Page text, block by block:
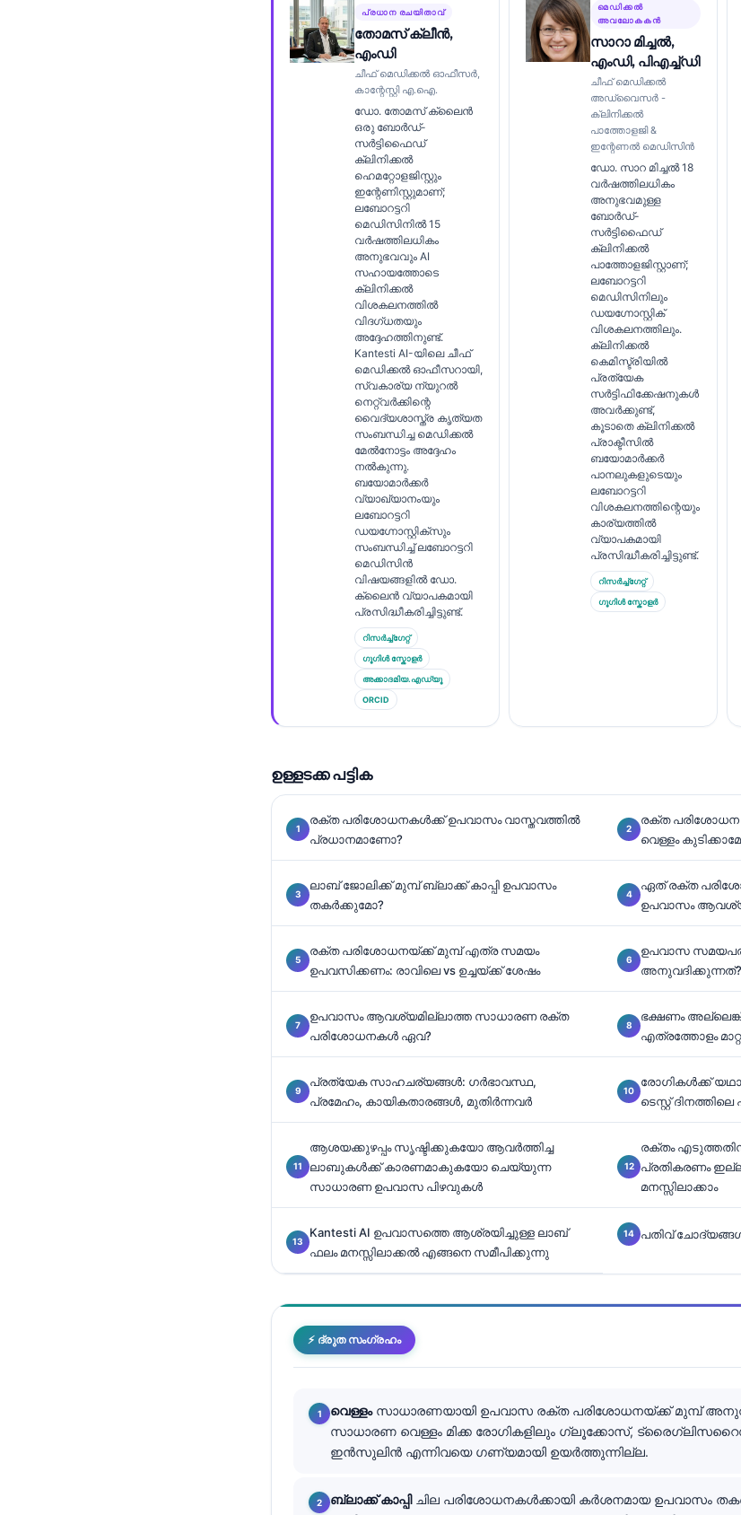
പ്രധാന രചയിതാവ്
തോമസ് ക്ലീൻ,
എംഡി
ചീഫ് മെഡിക്കൽ ഓഫീസർ,
കാന്റേസ്റ്റി എ.ഐ.
ഡോ. തോമസ് ക്ലൈൻ
ഒരു ബോർഡ്-
സർട്ടിഫൈഡ്
ക്ലിനിക്കൽ
ഹെമറ്റോളജിസ്റ്റും
ഇന്റേണിസ്റ്റുമാണ്;
ലബോറട്ടറി
മെഡിസിനിൽ 15
വർഷത്തിലധികം
അനുഭവവും AI
സഹായത്തോടെ
ക്ലിനിക്കൽ
വിശകലനത്തിൽ
വിദഗ്ധതയും
അദ്ദേഹത്തിനുണ്ട്.
Kantesti AI-യിലെ ചീഫ്
മെഡിക്കൽ ഓഫീസറായി,
സ്വകാര്യ ന്യുറൽ
നെറ്റ്‌വർക്കിന്റെ
വൈദ്യശാസ്ത്ര കൃത്യത
സംബന്ധിച്ച മെഡിക്കൽ
മേൽനോട്ടം അദ്ദേഹം
നൽകുന്നു.
ബയോമാർക്കർ
വ്യാഖ്യാനംയും
ലബോറട്ടറി
ഡയഗ്നോസ്റ്റിക്സും
സംബന്ധിച്ച് ലബോറട്ടറി
മെഡിസിൻ
വിഷയങ്ങളിൽ ഡോ.
ക്ലൈൻ വ്യാപകമായി
പ്രസിദ്ധീകരിച്ചിട്ടുണ്ട്.
റിസർച്ച്ഗേറ്റ്
ഗൂഗിൾ സ്കോളർ
അക്കാദമിയ.എഡ്യൂ
ORCID
മെഡിക്കൽ
അവലോകകൻ
സാറാ മിച്ചൽ,
എംഡി, പിഎച്ച്ഡി
ചീഫ് മെഡിക്കൽ
അഡ്വൈസർ -
ക്ലിനിക്കൽ
പാത്തോളജി &
ഇന്റേണൽ മെഡിസിൻ
ഡോ. സാറ മിച്ചൽ 18
വർഷത്തിലധികം
അനുഭവമുള്ള
ബോർഡ്-
സർട്ടിഫൈഡ്
ക്ലിനിക്കൽ
പാത്തോളജിസ്റ്റാണ്;
ലബോറട്ടറി
മെഡിസിനിലും
ഡയഗ്നോസ്റ്റിക്
വിശകലനത്തിലും.
ക്ലിനിക്കൽ
കെമിസ്ട്രിയിൽ
പ്രത്യേക
സർട്ടിഫിക്കേഷനുകൾ
അവർക്കുണ്ട്,
കൂടാതെ ക്ലിനിക്കൽ
പ്രാക്ടീസിൽ
ബയോമാർക്കർ
പാനലുകളുടെയും
ലബോറട്ടറി
വിശകലനത്തിന്റെയും
കാര്യത്തിൽ
വ്യാപകമായി
പ്രസിദ്ധീകരിച്ചിട്ടുണ്ട്.
റിസർച്ച്ഗേറ്റ്
ഗൂഗിൾ സ്കോളർ
ഉള്ളടക്ക പട്ടിക
രക്ത പരിശോധനകൾക്ക് ഉപവാസം വാസ്തവത്തിൽ
പ്രധാനമാണോ?
രക്ത പരിശോധന
വെള്ളം
ലാബ് ജോലിക്ക് മുമ്പ് ബ്ലാക്ക് കാപ്പി ഉപവാസം
തകർക്കുമോ?
ഏത് രക്ത
ഉപവാസം
രക്ത പരിശോധനയ്ക്ക് മുമ്പ് എത്ര സമയം
ഉപവസിക്കണം: രാവിലെ vs ഉച്ചയ്ക്ക് ശേഷം
ഉപവാസ
അനുവദിക്കുന്നത്?
ഉപവാസം ആവശ്യമില്ലാത്ത സാധാരണ രക്ത
പരിശോധനകൾ ഏവ?
ഭക്ഷണം
എത്രത്തോളം
പ്രത്യേക സാഹചര്യങ്ങൾ: ഗർഭാവസ്ഥ,
പ്രമേഹം, കായികതാരങ്ങൾ, മുതിർന്നവർ
രോഗികൾക്ക്
ടെസ്റ്റ്
ആശയക്കുഴപ്പം സൃഷ്ടിക്കുകയോ ആവർത്തിച്ച
ലാബുകൾക്ക് കാരണമാകുകയോ ചെയ്യുന്ന
സാധാരണ ഉപവാസ പിഴവുകൾ
രക്തം
പ്രതികരണം
മനസ്സിലാക്കാം
Kantesti AI ഉപവാസത്തെ ആശ്രയിച്ചുള്ള ലാബ്
ഫലം മനസ്സിലാക്കൽ എങ്ങനെ സമീപിക്കുന്നു
പതിവ്
⚡ ദ്രുത സംഗ്രഹം
വെള്ളംസാധാരണയായി ഉപവാസ രക്ത പരിശോധനയ്ക്ക് മുമ്പ്
സാധാരണ വെള്ളം മിക്ക രോഗികളിലും ഗ്ലൂക്കോസ്,
ഇൻസുലിൻ എന്നിവയെ ഗണ്യമായി ഉയർത്തുന്നില്ല.
ബ്ലാക്ക് കാപ്പിചില പരിശോധനകൾക്കായി കർശനമായ ഉപവാസം